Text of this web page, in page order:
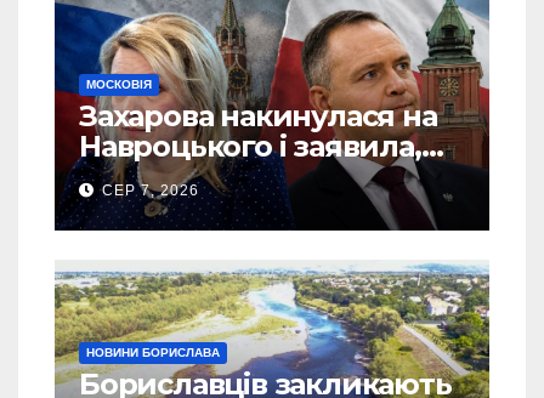
МОСКОВІЯ
Захарова накинулася на
Навроцького і заявила,
що Польща зобов’язана
існуванням Сталіну
СЕР 7, 2026
НОВИНИ БОРИСЛАВА
Бориславців закликають